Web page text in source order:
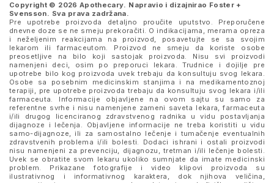
Copyright © 2026 Apothecary. Napravio i dizajnirao Foster +
Svensson. Sva prava zadržana.
Pre upotrebe proizvoda detaljno proučite uputstvo. Preporučene
dnevne doze se ne smeju prekoračiti. O indikacijama, merama opreza
i neželjenim reakcijama na proizvod, posavetujte se sa svojim
lekarom ili farmaceutom. Proizvod ne smeju da koriste osobe
preosetljive na bilo koji sastojak proizvoda. Nisu svi proizvodi
namenjeni deci, osim po preporuci lekara. Trudnice i dojilje pre
upotrebe bilo kog proizvoda uvek trebaju da konsultuju svog lekara.
Osobe sa posebnim medicinskim stanjima i na medikamentoznoj
terapiji, pre upotrebe proizvoda trebaju da konsultuju svog lekara i/ili
farmaceuta. Informacije objavljene na ovom sajtu su samo za
referentne svrhe i nisu namenjene zameni saveta lekara, farmaceuta
i/ili drugog licenciranog zdravstvenog radnika u vidu postavljanja
dijagnoze i lečenja. Objavljene informacije ne treba koristiti u vidu
samo-dijagnoze, ili za samostalno lečenje i tumačenje eventualnih
zdravstvenih problema i/ili bolesti. Dodaci ishrani i ostali proizvodi
nisu namenjeni za prevenciju, dijagnozu, tretman i/ili lečenje bolesti.
Uvek se obratite svom lekaru ukoliko sumnjate da imate medicinski
problem. Prikazane fotografije i video klipovi proizvoda su
ilustrativnog i informativnog karaktera, dok njihova veličina,